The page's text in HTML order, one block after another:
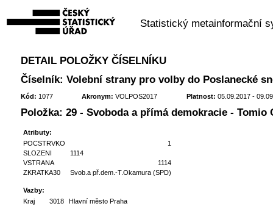
Statistický metainformační
DETAIL POLOŽKY ČÍSELNÍKU
Číselník: Volební strany pro volby do Poslanecké
Kód: 1077 Akronym: VOLPOS2017 Platnost: 05.09.2017 -
Položka: 29 - Svoboda a přímá demokracie - Tomio
Atributy:
POCSTRVKO
1
SLOZENI
1114
VSTRANA
1114
ZKRATKA30
Svob.a př.dem.-T.Okamura (SPD)
Vazby:
Kraj
3018
Hlavní město Praha